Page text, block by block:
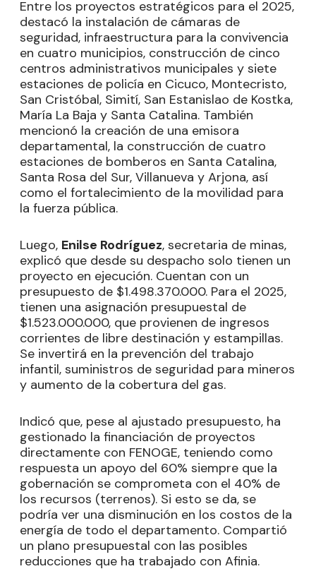
Entre los proyectos estratégicos para el 2025,
destacó la instalación de cámaras de
seguridad, infraestructura para la convivencia
en cuatro municipios, construcción de cinco
centros administrativos municipales y siete
estaciones de policía en Cicuco, Montecristo,
San Cristóbal, Simití, San Estanislao de Kostka,
María La Baja y Santa Catalina. También
mencionó la creación de una emisora
departamental, la construcción de cuatro
estaciones de bomberos en Santa Catalina,
Santa Rosa del Sur, Villanueva y Arjona, así
como el fortalecimiento de la movilidad para
la fuerza pública.
Luego, Enilse Rodríguez, secretaria de minas,
explicó que desde su despacho solo tienen un
proyecto en ejecución. Cuentan con un
presupuesto de $1.498.370.000. Para el 2025,
tienen una asignación presupuestal de
$1.523.000.000, que provienen de ingresos
corrientes de libre destinación y estampillas.
Se invertirá en la prevención del trabajo
infantil, suministros de seguridad para mineros
y aumento de la cobertura del gas.
Indicó que, pese al ajustado presupuesto, ha
gestionado la financiación de proyectos
directamente con FENOGE, teniendo como
respuesta un apoyo del 60% siempre que la
gobernación se comprometa con el 40% de
los recursos (terrenos). Si esto se da, se
podría ver una disminución en los costos de la
energía de todo el departamento. Compartió
un plano presupuestal con las posibles
reducciones que ha trabajado con Afinia.